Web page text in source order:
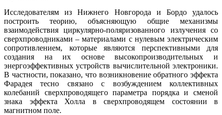
Исследователям из Нижнего Новгорода и Бордо удалось
построить теорию, объясняющую общие механизмы
взаимодействия циркулярно-поляризованного излучения со
сверхпроводниками – материалами с нулевым электрическим
сопротивлением, которые являются перспективными для
создания на их основе высокопроизводительных и
энергоэффективных устройств вычислительной электроники.
В частности, показано, что возникновение обратного эффекта
Фарадея тесно связано с возбуждением коллективных
колебаний сверхпроводящего параметра порядка и сменой
знака эффекта Холла в сверхпроводящем состоянии в
магнитном поле.